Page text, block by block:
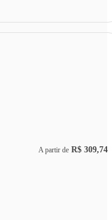
A partir de R$ 309,74